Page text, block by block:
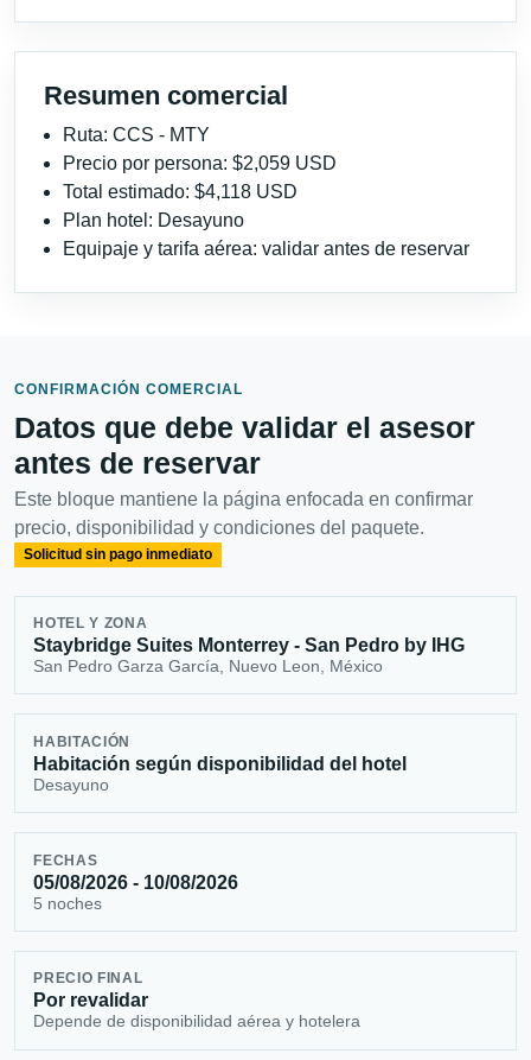
Resumen comercial
Ruta: CCS - MTY
Precio por persona: $2,059 USD
Total estimado: $4,118 USD
Plan hotel: Desayuno
Equipaje y tarifa aérea: validar antes de reservar
CONFIRMACIÓN COMERCIAL
Datos que debe validar el asesor
antes de reservar
Este bloque mantiene la página enfocada en confirmar
precio, disponibilidad y condiciones del paquete.
Solicitud sin pago inmediato
HOTEL Y ZONA
Staybridge Suites Monterrey - San Pedro by IHG
San Pedro Garza García, Nuevo Leon, México
HABITACIÓN
Habitación según disponibilidad del hotel
Desayuno
FECHAS
05/08/2026 - 10/08/2026
5 noches
PRECIO FINAL
Por revalidar
Depende de disponibilidad aérea y hotelera